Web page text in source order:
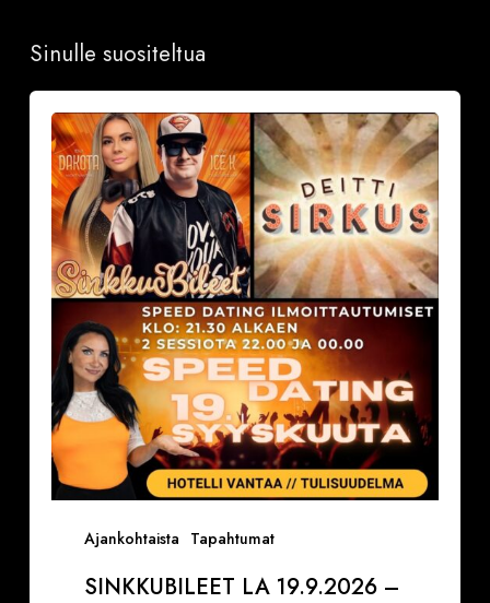
Sinulle suositeltua
Ajankohtaista Tapahtumat
19.9.2026
Deittisirkus
Speed
Dating,
Tulisuudelma/Hotelli
Vantaalla
SINKKUBILEET LA 19.9.2026 –